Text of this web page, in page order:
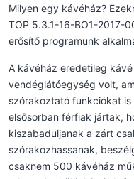
Milyen egy kávéház?
TOP 5.3.1-16-BO1-2017-
erősítő programunk
A kávéház eredetileg
vendéglátóegység volt,
szórakoztató funkciókat
elsősorban férfiak jártak,
kiszabaduljanak a zárt
szórakozhassanak,
csaknem 500 kávéház